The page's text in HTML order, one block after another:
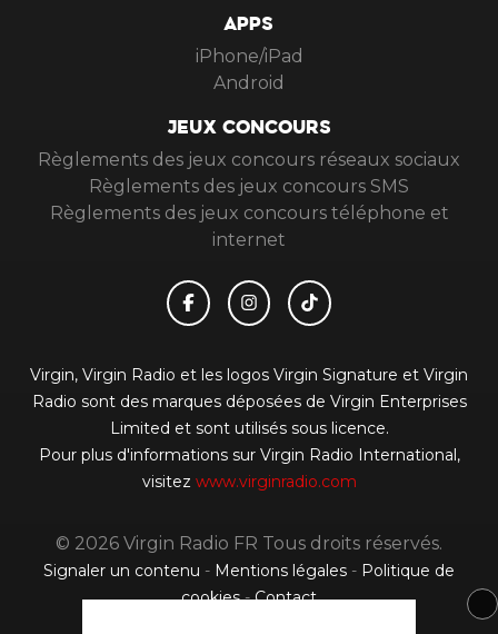
APPS
iPhone/iPad
Android
JEUX CONCOURS
Règlements des jeux concours réseaux sociaux
Règlements des jeux concours SMS
Règlements des jeux concours téléphone et
internet
Virgin, Virgin Radio et les logos Virgin Signature et Virgin
Radio sont des marques déposées de Virgin Enterprises
Limited et sont utilisés sous licence.
Pour plus d'informations sur Virgin Radio International,
visitez www.virginradio.com
© 2026 Virgin Radio FR Tous droits réservés.
Signaler un contenu - Mentions légales - Politique de
cookies-Contact